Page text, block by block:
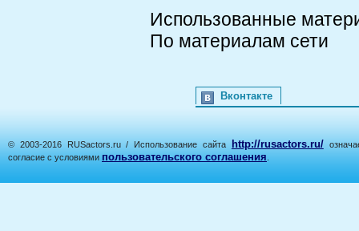
Использованные
По материалам сети
Вконтакте
© 2003-2016 RUSactors.ru / Использование сайта http://rusactors.ru/
согласие с условиями пользовательского соглашения